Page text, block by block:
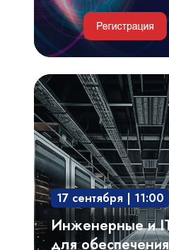
Инженерные
и
IT-
решения
для
обеспечения
безотказной
и
непрерывной
17 сентября | 11:00
Инженерные и
для